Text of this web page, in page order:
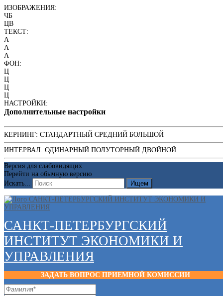
ИЗОБРАЖЕНИЯ:
ЧБ
ЦВ
ТЕКСТ:
A
A
A
ФОН:
Ц
Ц
Ц
Ц
НАСТРОЙКИ:
Дополнительные настройки
КЕРНИНГ: СТАНДАРТНЫЙ СРЕДНИЙ БОЛЬШОЙ
ИНТЕРВАЛ: ОДИНАРНЫЙ ПОЛУТОРНЫЙ ДВОЙНОЙ
Версия для слабовидящих
Перейти на обычную версию
Искать...
Ищем
САНКТ-ПЕТЕРБУРГСКИЙ
ИНСТИТУТ ЭКОНОМИКИ И
УПРАВЛЕНИЯ
ЗАДАТЬ ВОПРОС ПРИЕМНОЙ КОМИССИИ